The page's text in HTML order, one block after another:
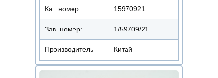
Кат. номер: 15970921
Зав. номер: 1/59709/21
Производитель Китай